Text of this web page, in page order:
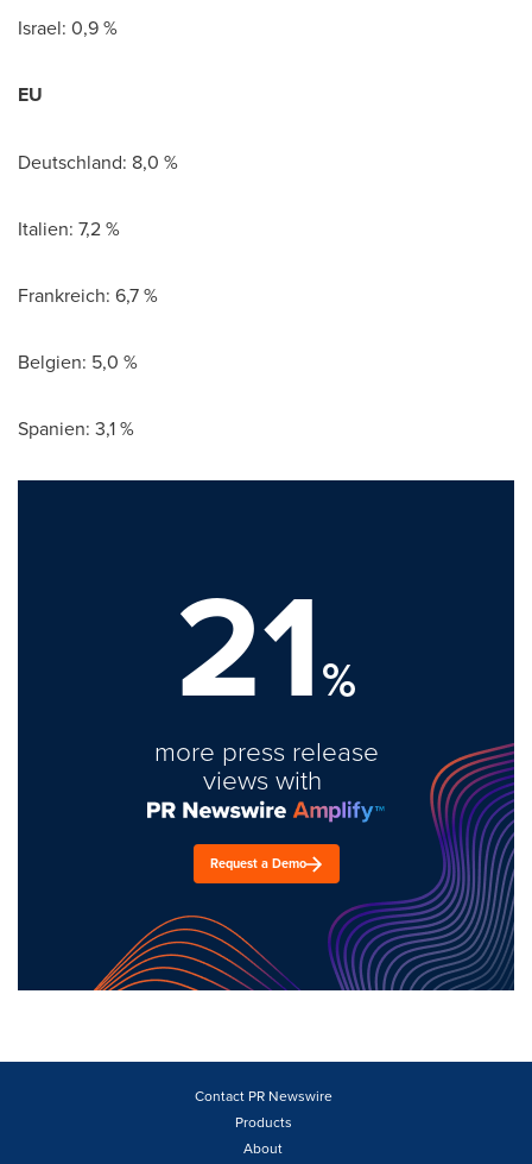
Israel: 0,9 %
EU
Deutschland: 8,0 %
Italien: 7,2 %
Frankreich: 6,7 %
Belgien: 5,0 %
Spanien: 3,1 %
21%
more press release
views with
Request a Demo
Contact PR Newswire
Products
About